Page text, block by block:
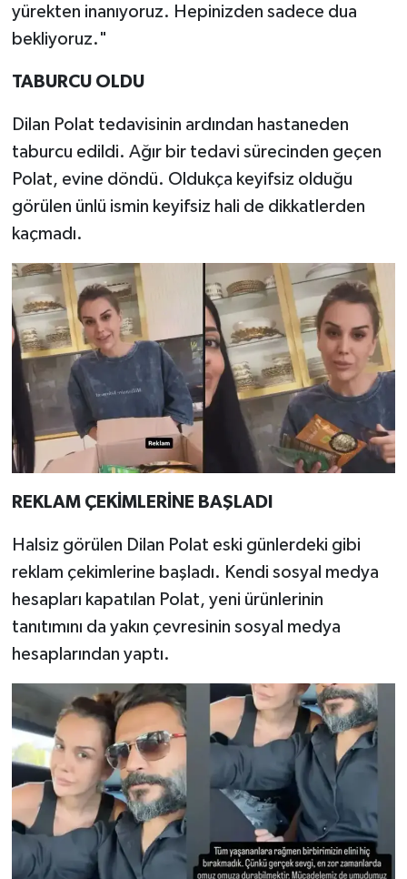
yürekten inanıyoruz. Hepinizden sadece dua
bekliyoruz."
TABURCU OLDU
Dilan Polat tedavisinin ardından hastaneden
taburcu edildi. Ağır bir tedavi sürecinden geçen
Polat, evine döndü. Oldukça keyifsiz olduğu
görülen ünlü ismin keyifsiz hali de dikkatlerden
kaçmadı.
REKLAM ÇEKİMLERİNE BAŞLADI
Halsiz görülen Dilan Polat eski günlerdeki gibi
reklam çekimlerine başladı. Kendi sosyal medya
hesapları kapatılan Polat, yeni ürünlerinin
tanıtımını da yakın çevresinin sosyal medya
hesaplarından yaptı.